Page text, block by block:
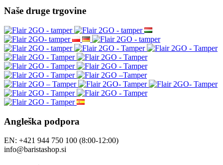
Naše druge trgovine
Angleška podpora
EN: +421 944 750 100 (8:00-12:00)
info@baristashop.si